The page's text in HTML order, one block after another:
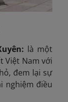
là một
Việt Nam với
đem lại sự
nghiệm điều